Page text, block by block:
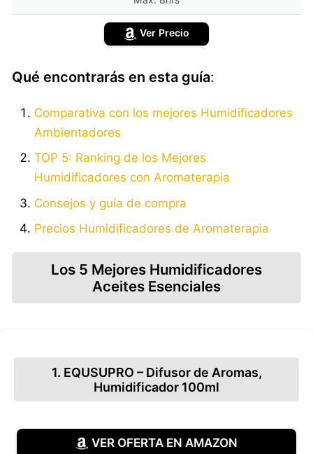
Ver Precio
Qué encontrarás en esta guía:
Comparativa con los mejores Humidificadores
Ambientadores
TOP 5: Ranking de los Mejores
Humidificadores con Aromaterapia
Consejos y guía de compra
Precios Humidificadores de Aromaterapia
Los 5 Mejores Humidificadores
Aceites Esenciales
1. EQUSUPRO – Difusor de Aromas,
Humidificador 100ml
VER OFERTA EN AMAZON